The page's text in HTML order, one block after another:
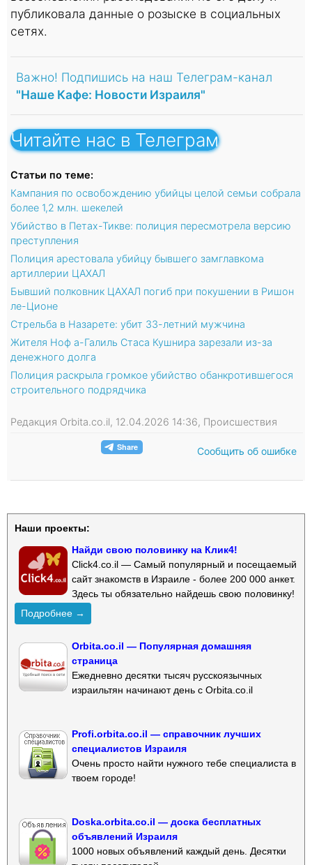
публиковала данные о розыске в социальных
сетях.
Важно! Подпишись на наш Телеграм-канал
"Наше Кафе: Новости Израиля"
Читайте нас в Телеграм
Статьи по теме:
Кампания по освобождению убийцы целой семьи собрала
более 1,2 млн. шекелей
Убийство в Петах-Тикве: полиция пересмотрела версию
преступления
Полиция арестовала убийцу бывшего замглавкома
артиллерии ЦАХАЛ
Бывший полковник ЦАХАЛ погиб при покушении в Ришон
ле-Ционе
Стрельба в Назарете: убит 33-летний мужчина
Жителя Ноф а-Галиль Стаса Кушнира зарезали из-за
денежного долга
Полиция раскрыла громкое убийство обанкротившегося
строительного подрядчика
Редакция Orbita.co.il, 12.04.2026 14:36, Происшествия
Сообщить об ошибке
Наши проекты:
Найди свою половинку на Клик4!
Click4.co.il — Самый популярный и посещаемый
сайт знакомств в Израиле - более 200 000 анкет.
Здесь ты обязательно найдешь свою половинку!
Подробнее →
Orbita.co.il — Популярная домашняя
страница
Ежедневно десятки тысяч русскоязычных
израильтян начинают день с Orbita.co.il
Profi.orbita.co.il — справочник лучших
специалистов Израиля
Очень просто найти нужного тебе специалиста в
твоем городе!
Doska.orbita.co.il — доска бесплатных
объявлений Израиля
1000 новых объявлений каждый день. Десятки